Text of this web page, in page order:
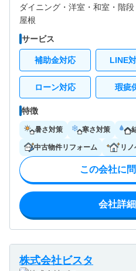
ダイニング・ 洋室・ 和室・ 階段
屋根
サービス
補助金対応 LINE
ローン対応 瑕疵
特徴
暑さ対策 寒さ対策
中古物件リフォーム リ
この会社に
会社詳
株式会社ビスタ